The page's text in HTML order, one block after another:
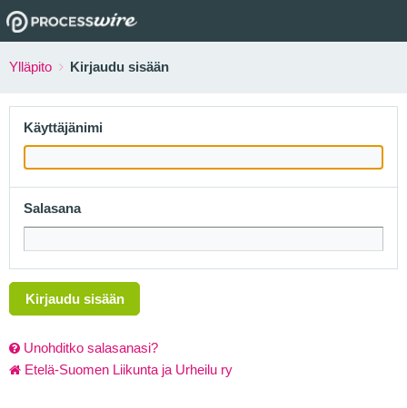
Ylläpito Kirjaudu sisään
Käyttäjänimi
Salasana
Kirjaudu sisään
Unohditko salasanasi?
Etelä-Suomen Liikunta ja Urheilu ry